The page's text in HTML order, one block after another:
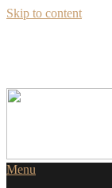
Skip to content
Menu